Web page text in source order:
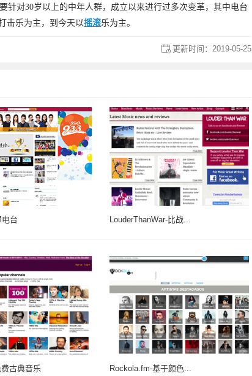
针对30岁以上的中年人群，成立以来进行过多次变革，其中电台
击乐为主，到今天以摇滚乐为主。
更新时间： 2019-05-25
台 LouderThanWar-比战...
古典音乐 Rockola.fm-基于颜色...